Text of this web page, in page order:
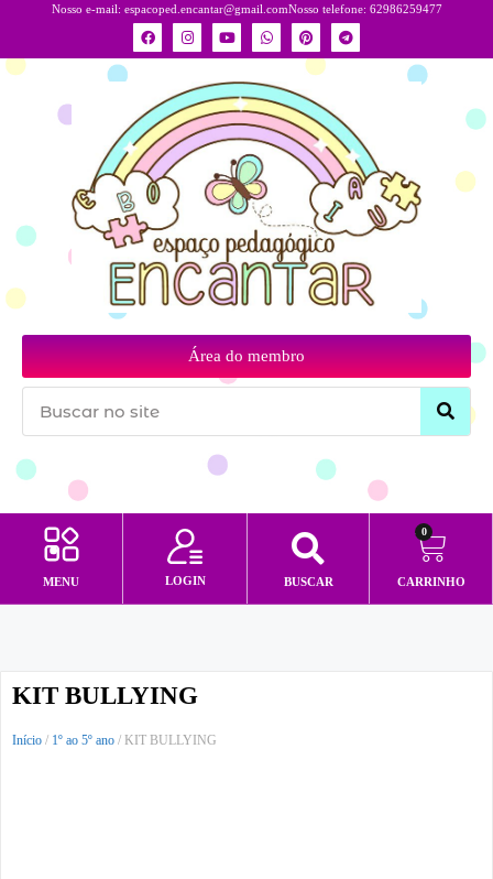
Nosso e-mail: espacoped.encantar@gmail.comNosso telefone: 62986259477
Área do membro
MENU LOGIN BUSCAR
0
CARRINHO
KIT BULLYING
Início / 1º ao 5º ano / KIT BULLYING